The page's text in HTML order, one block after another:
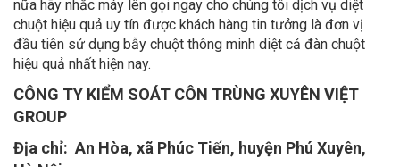
chuột hiệu quả uy tín được khách hàng tin tưởng là đơn vị
đầu tiên sử dụng bẫy chuột thông minh diệt cả đàn chuột
hiệu quả nhất hiện nay.
CÔNG TY KIỂM SOÁT CÔN TRÙNG XUYÊN VIỆT
GROUP
Địa chỉ:
An Hòa, xã Phúc Tiến, huyện Phú Xuyên,
Hà Nội